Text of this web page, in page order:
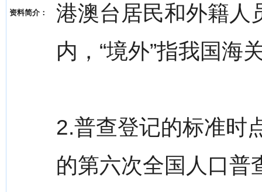
资料简介：
港澳台居民和外籍人
内，“境外”指我国海
2.普查登记的标准时
的第六次全国人口普